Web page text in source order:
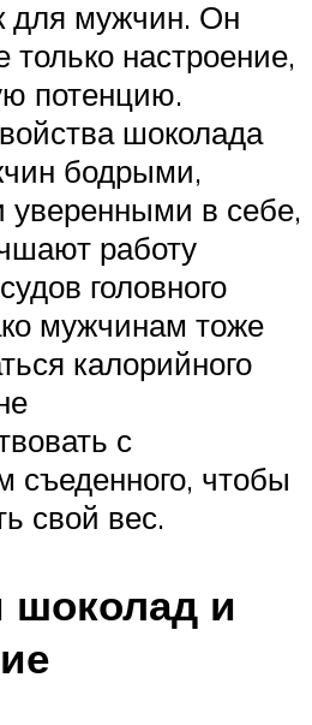
для мужчин. Он
только настроение,
потенцию.
шоколада
бодрыми,
в себе,
работу
головного
мужчинам тоже
калорийного
с
съеденного, чтобы
свой вес.
шоколад и